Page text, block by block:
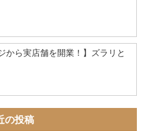
から実店舗を開業！】ズラリと
の投稿